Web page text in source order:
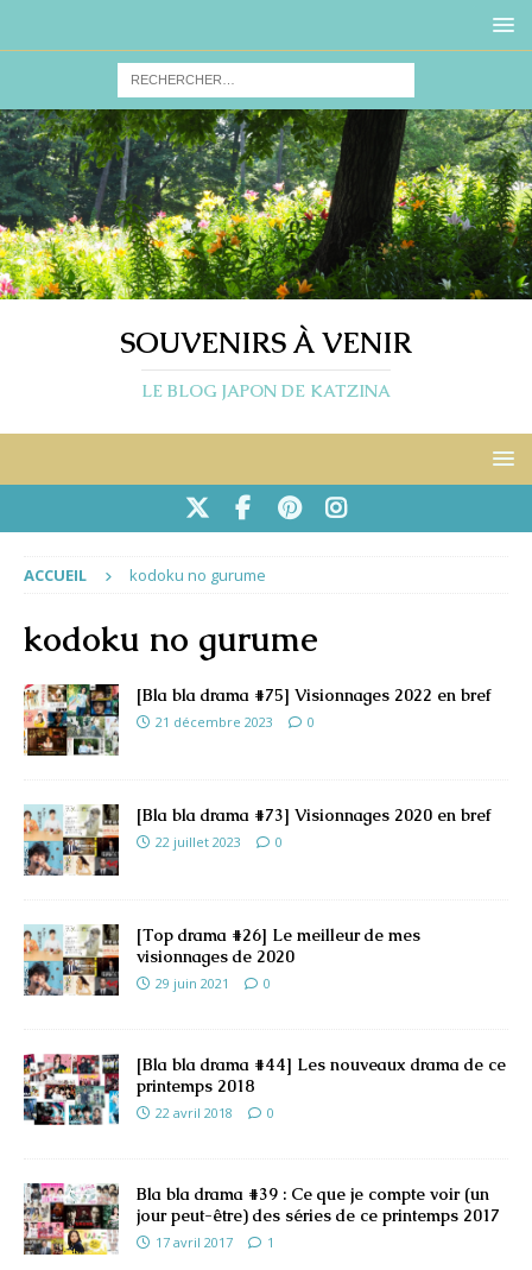
SOUVENIRS À VENIR
LE BLOG JAPON DE KATZINA
ACCUEIL kodoku no gurume
kodoku no gurume
[Bla bla drama #75] Visionnages 2022 en bref
21 décembre 2023 0
[Bla bla drama #73] Visionnages 2020 en bref
22 juillet 2023 0
[Top drama #26] Le meilleur de mes
visionnages de 2020
29 juin 2021 0
[Bla bla drama #44] Les nouveaux drama de ce
printemps 2018
22 avril 2018 0
Bla bla drama #39 : Ce que je compte voir (un
jour peut-être) des séries de ce printemps 2017
17 avril 2017 1